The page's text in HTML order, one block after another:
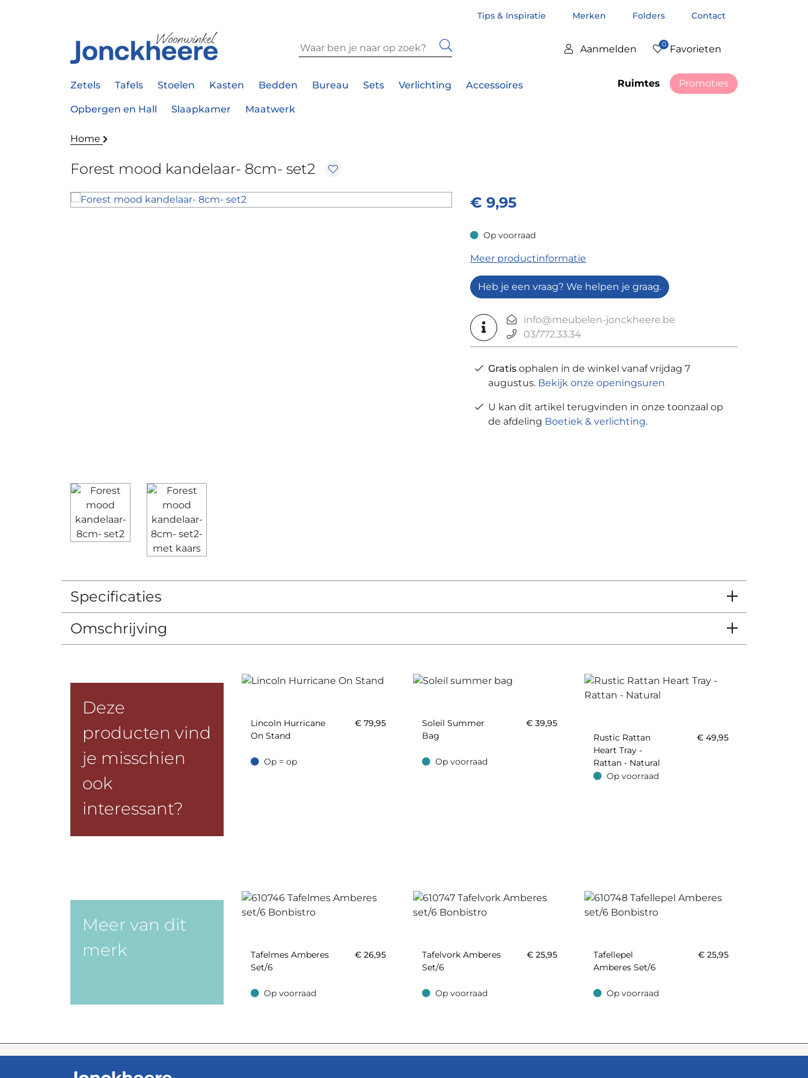
Tips & Inspiratie Merken Folders Contact
Aanmelden 0 Favorieten
Zetels Tafels Stoelen Kasten Bedden Bureau Sets Verlichting Accessoires
Opbergen en Hall Slaapkamer Maatwerk
Ruimtes Promoties
Home
Forest mood kandelaar- 8cm- set2
€ 9,95
Op voorraad
Op voorraad
Meer productinformatie
Heb je een vraag? We helpen je graag.
info@meubelen-jonckheere.be
03/772.33.34
Gratis ophalen in de winkel vanaf vrijdag 7
augustus. Bekijk onze openingsuren
U kan dit artikel terugvinden in onze toonzaal op
de afdeling Boetiek & verlichting.
Specificaties
Omschrijving
Deze
producten vind
je misschien
ook
interessant?
Lincoln Hurricane
On Stand
€ 79,95
Op = op
Op = op
Soleil Summer
Bag
€ 39,95
Op voorraad
Op voorraad
Rustic Rattan
Heart Tray -
Rattan - Natural
€ 49,95
Op voorraad
Op voorraad
Meer van dit
merk
Tafelmes Amberes
Set/6
€ 26,95
Op voorraad
Op voorraad
Tafelvork Amberes
Set/6
€ 25,95
Op voorraad
Op voorraad
Tafellepel
Amberes Set/6
€ 25,95
Op voorraad
Op voorraad